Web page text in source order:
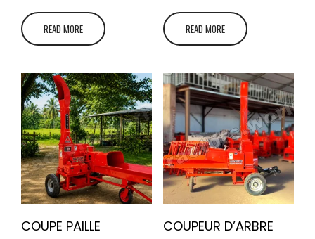
READ MORE READ MORE
COUPE PAILLE COUPEUR D’ARBRE